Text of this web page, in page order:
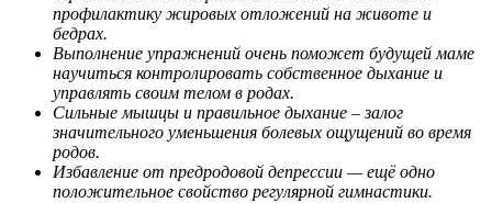
профилактику жировых отложений на животе и
бедрах.
Выполнение упражнений очень поможет будущей маме
научиться контролировать собственное дыхание и
управлять своим телом в родах.
Сильные мышцы и правильное дыхание – залог
значительного уменьшения болевых ощущений во время
родов.
Избавление от предродовой депрессии — ещё одно
положительное свойство регулярной гимнастики.